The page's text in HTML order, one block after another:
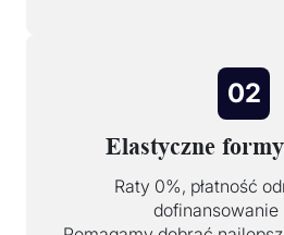
02
Elastyczne
Raty 0%, płatność
dofinansowanie